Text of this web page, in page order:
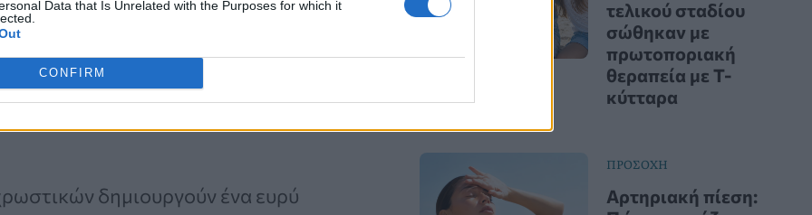
Data that Is Unrelated with the Purposes for which it
CONFIRM
από την ποσότητα και τον
ευθύνεται για τις
ενώ ηφαιομελανίνηδίνει τα
δημιουργούν ένα ευρύ
τελικού σταδίου
σώθηκαν με
πρωτοποριακή
θεραπεία με Τ-
κύτταρα
ΠΡΟΣΟΧΗ
Αρτηριακή πίεση: